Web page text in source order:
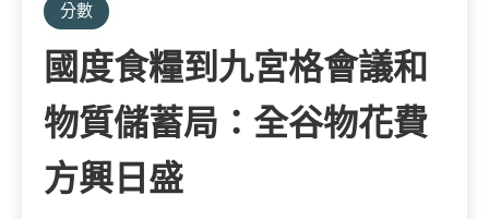
分數
國度食糧到九宮格會議和
物質儲蓄局：全谷物花費
方興日盛